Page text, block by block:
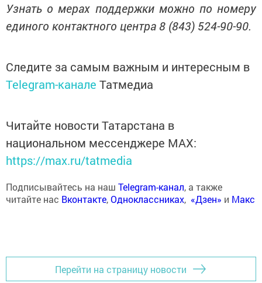
Узнать о мерах поддержки можно по номеру
единого контактного центра 8 (843) 524-90-90.
Следите за самым важным и интересным в
Telegram-канале Татмедиа
Читайте новости Татарстана в
национальном мессенджере MАХ:
https://max.ru/tatmedia
Подписывайтесь на наш Telegram-канал, а также
читайте нас Вконтакте,Одноклассниках, «Дзен» и Макс
Перейти на страницу новости